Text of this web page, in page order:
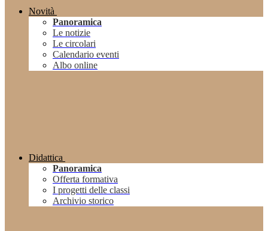
Novità
Panoramica
Le notizie
Le circolari
Calendario eventi
Albo online
Didattica
Panoramica
Offerta formativa
I progetti delle classi
Archivio storico